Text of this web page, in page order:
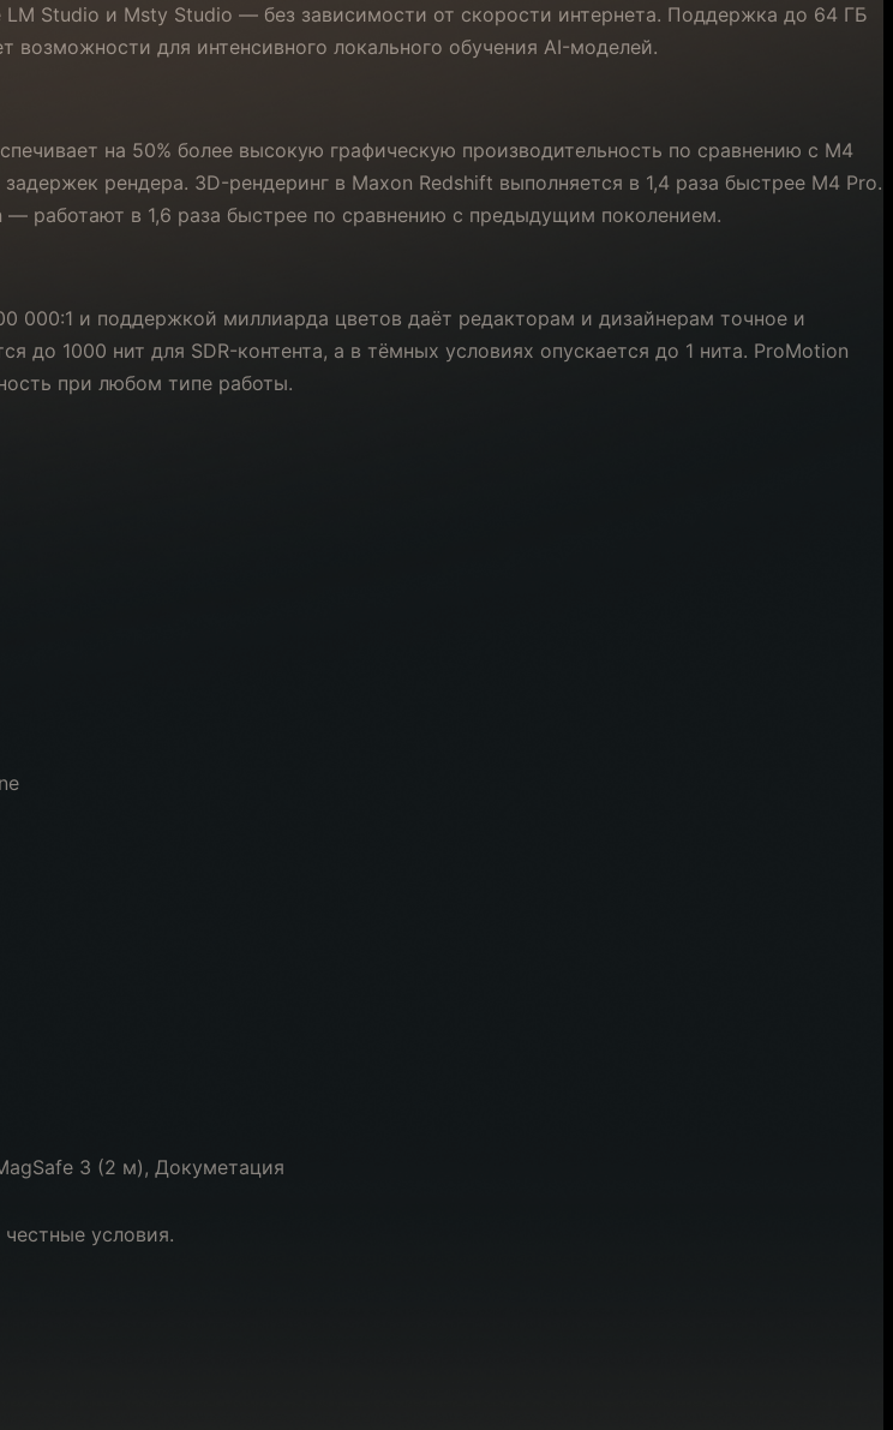
Studio и Msty Studio — без зависимости от скорости интернета. Поддержка до 64 ГБ
для интенсивного локального обучения AI-моделей.
на 50% более высокую графическую производительность по сравнению с M4
рендера. 3D-рендеринг в Maxon Redshift выполняется в 1,4 раза быстрее M4 Pro.
работают в 1,6 раза быстрее по сравнению с предыдущим поколением.
000:1 и поддержкой миллиарда цветов даёт редакторам и дизайнерам точное и
до 1000 нит для SDR-контента, а в тёмных условиях опускается до 1 нита. ProMotion
при любом типе работы.
3 (2 м), Докуметация
условия.